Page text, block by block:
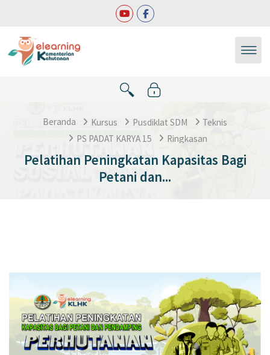
Beranda Kursus Pusdiklat SDM
Teknis
PS PADAT KARYA 15
Ringkasan
Pelatihan Peningkatan Kapasitas Bagi
Petani dan...